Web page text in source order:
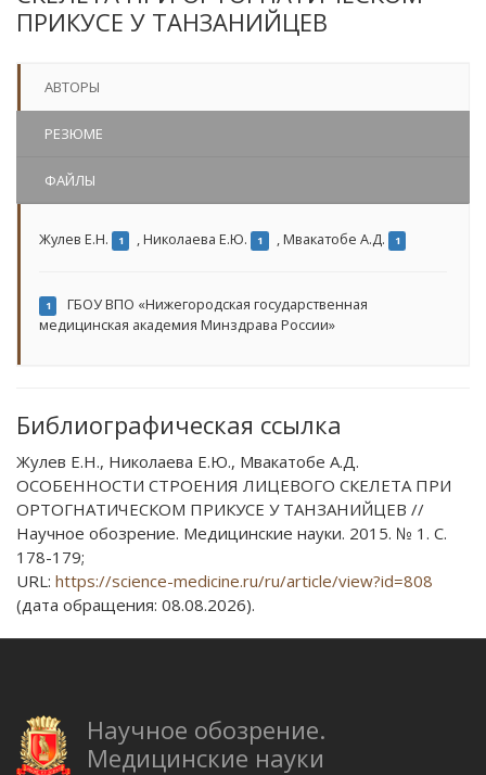
ПРИКУСЕ У ТАНЗАНИЙЦЕВ
АВТОРЫ
РЕЗЮМЕ
ФАЙЛЫ
Жулев Е.Н. 1 ,Николаева Е.Ю. 1 ,Мвакатобе А.Д. 1
1
ГБОУ ВПО «Нижегородская государственная
медицинская академия Минздрава России»
Библиографическая ссылка
Жулев Е.Н., Николаева Е.Ю., Мвакатобе А.Д.
ОСОБЕННОСТИ СТРОЕНИЯ ЛИЦЕВОГО СКЕЛЕТА ПРИ
ОРТОГНАТИЧЕСКОМ ПРИКУСЕ У ТАНЗАНИЙЦЕВ //
Научное обозрение. Медицинские науки. 2015. № 1. С.
178-179;
URL: https://science-medicine.ru/ru/article/view?id=808
(дата обращения: 08.08.2026).
Научное обозрение.
Медицинские науки